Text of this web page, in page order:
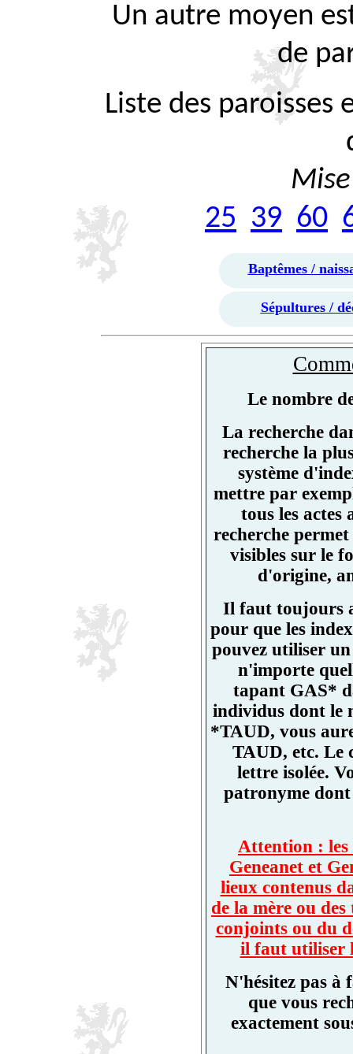
Un autre moyen
de
Liste des paroisses
25 39 60
Baptêmes /
Sépultures /
Le nombre
La recherche
recherche la
système
mettre par
tous les
recherche
visibles sur le
d'origine,
Il faut toujours
pour que les
pouvez utiliser
n'importe
tapant GAS*
individus dont le
*TAUD, vous
TAUD, etc. Le
lettre isolée.
patronyme dont
Attention : les
Geneanet et
lieux contenus
de la mère ou
conjoints ou du
il faut utiliser
N'hésitez pas à
que vous
exactement